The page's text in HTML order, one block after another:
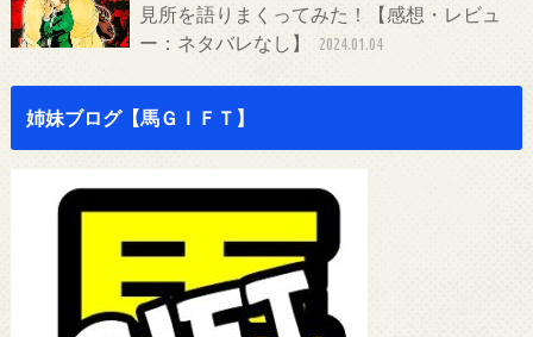
見所を語りまくってみた！【感想・レビュ
ー：ネタバレなし】
2024.01.04
姉妹ブログ【馬ＧＩＦＴ】